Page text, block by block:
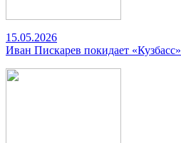
15.05.2026
Иван Пискарев покидает «Кузбасс»